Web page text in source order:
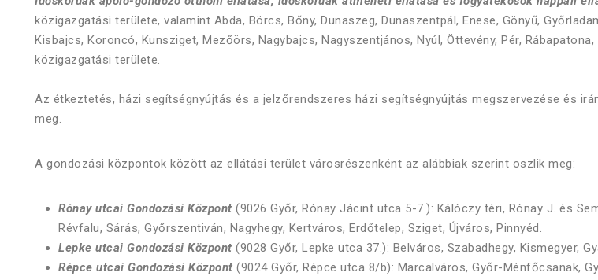
közigazgatási területe, valamint Abda, Börcs, Bőny, Dunaszeg, Dunaszentpál, Enese, Gönyű,
Kisbajcs, Koroncó, Kunsziget, Mezőörs, Nagybajcs, Nagyszentjános, Nyúl, Öttevény, Pér,
közigazgatási területe.
Az étkeztetés, házi segítségnyújtás és a jelzőrendszeres házi segítségnyújtás megszervezése és
meg.
A gondozási központok között az ellátási terület városrészenként az alábbiak szerint oszlik meg:
Rónay utcai Gondozási Központ (9026 Győr, Rónay Jácint utca 5-7.): Kálóczy téri, Rónay J. és
Révfalu, Sárás, Győrszentiván, Nagyhegy, Kertváros, Erdőtelep, Sziget, Újváros, Pinnyéd.
Lepke utcai Gondozási Központ (9028 Győr, Lepke utca 37.): Belváros, Szabadhegy, Kismegyer,
Répce utcai Gondozási Központ (9024 Győr, Répce utca 8/b): Marcalváros, Győr-Ménfőcsanak,